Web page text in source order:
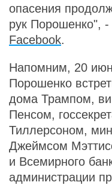
опасения
рук Порошенко", -
Facebook.
Напомним, 20
Порошенко
дома Трампом,
Пенсом,
Тиллерсоном,
Джеймсом
и Всемирного
администрации